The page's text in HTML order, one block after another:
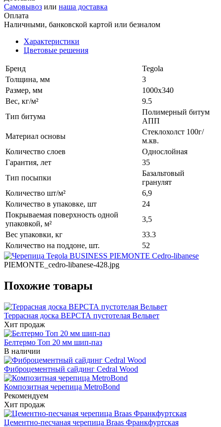
Самовывоз или наша доставка
Оплата
Наличными, банковской картой или безналом
Характеристики
Цветовые решения
Бренд
Tegola
Толщина, мм
3
Размер, мм
1000х340
Вес, кг/м²
9.5
Тип битума
Полимерный битум
АПП
Материал основы
Стеклохолст 100г/
м.кв.
Количество слоев
Однослойная
Гарантия, лет
35
Тип посыпки
Базальтовый
гранулят
Количество шт/м²
6,9
Количество в упаковке, шт
24
Покрываемая поверхность одной
упаковкой, м²
3,5
Вес упаковки, кг
33.3
Количество на поддоне, шт.
52
PIEMONTE_cedro-libanese-428.jpg
Похожие товары
Террасная доска ВЕРСТА пустотелая Вельвет
Хит продаж
Белтермо Топ 20 мм шип-паз
В наличии
Фиброцементный сайдинг Cedral Wood
Композитная черепица MetroBond
Рекомендуем
Хит продаж
Цементно-песчаная черепица Braas Франкфуртская